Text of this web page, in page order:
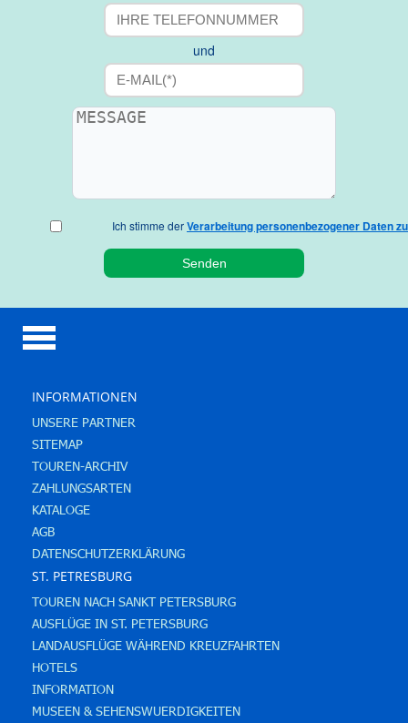
und
Ich stimme derVerarbeitung personenbezogener Daten zu
INFORMATIONEN
UNSERE PARTNER
SITEMAP
TOUREN-ARCHIV
ZAHLUNGSARTEN
KATALOGE
AGB
DATENSCHUTZERKLÄRUNG
ST. PETRESBURG
TOUREN NACH SANKT PETERSBURG
AUSFLÜGE IN ST. PETERSBURG
LANDAUSFLÜGE WÄHREND KREUZFAHRTEN
HOTELS
INFORMATION
MUSEEN & SEHENSWUERDIGKEITEN